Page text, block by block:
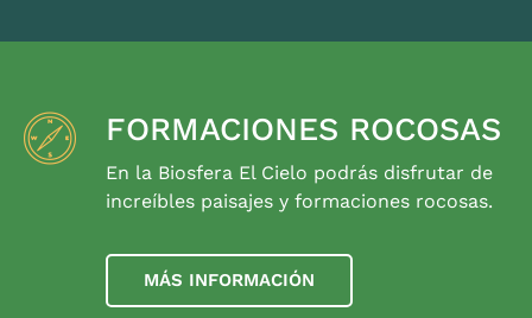
FORMACIONES ROCOSAS
En la Biosfera El Cielo podrás disfrutar de
increíbles paisajes y formaciones rocosas.
MÁS INFORMACIÓN